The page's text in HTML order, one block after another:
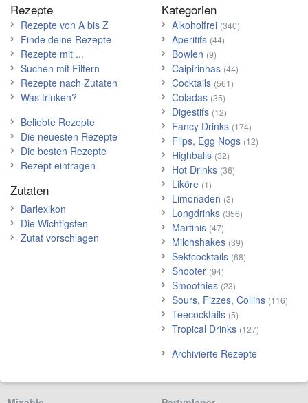
Rezepte
Rezepte von A bis Z
Finde deine Rezepte
Rezepte mit ...
Suchen mit Filtern
Rezepte nach Zutaten
Was trinken?
Beliebte Rezepte
Die neuesten Rezepte
Die besten Rezepte
Rezept eintragen
Zutaten
Barlexikon
Die Wichtigsten
Zutat vorschlagen
Kategorien
Alkoholfrei (340)
Aperitifs (44)
Bowlen (9)
Caipirinhas (44)
Cocktails (561)
Coladas (35)
Digestifs (12)
Fancy Drinks (174)
Flips, Egg Nogs (12)
Highballs (32)
Hot Drinks (36)
Liköre (1)
Limonaden (3)
Longdrinks (356)
Martinis (47)
Milchshakes (39)
Sektcocktails (68)
Shooter (94)
Smoothies (23)
Sours, Fizzes, Collins (116)
Teecocktails (5)
Tropical Drinks (127)
Archivierte Rezepte